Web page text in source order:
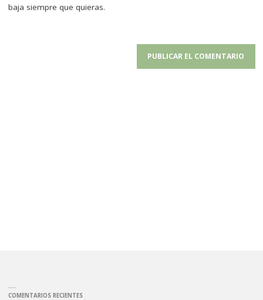
baja siempre que quieras.
COMENTARIOS RECIENTES